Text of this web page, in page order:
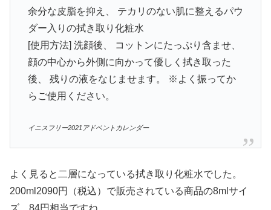
余分な皮脂を抑え、 テカリのない肌に整えるパウ
ダー入りの拭き取り化粧水
[使用方法] 洗顔後、 コットンにたっぷり含ませ、
顔の中心から外側に向かって優しく拭き取った
後、 残りの液をなじませます。 ※よく振ってか
らご使用ください。
イニスフリー2021アドベントカレンダー
よく見ると二層になっている拭き取り化粧水でした。
200ml2090円（税込）で販売されている商品の8mlサイ
ズ。84円相当ですね。